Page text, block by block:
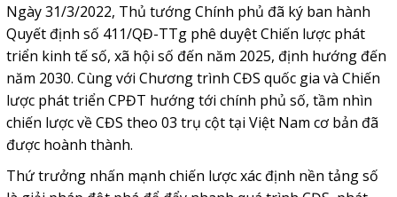
Ngày 31/3/2022, Thủ tướng Chính phủ đã ký ban hành
Quyết định số 411/QĐ-TTg phê duyệt Chiến lược phát
triển kinh tế số, xã hội số đến năm 2025, định hướng đến
năm 2030. Cùng với Chương trình CĐS quốc gia và Chiến
lược phát triển CPĐT hướng tới chính phủ số, tầm nhìn
chiến lược về CĐS theo 03 trụ cột tại Việt Nam cơ bản đã
được hoành thành.
Thứ trưởng nhấn mạnh chiến lược xác định nền tảng số